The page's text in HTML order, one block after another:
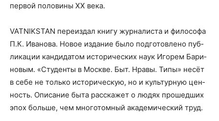
пер­вой поло­ви­ны XX века.
VATNIKSTAN пере­из­дал кни­гу жур­на­ли­ста и фило­со­фа
П.К. Ива­но­ва. Новое изда­ние было под­го­тов­ле­но пуб­
ли­ка­ции кан­ди­да­том исто­ри­че­ских наук Иго­рем Бари­
но­вым. «Сту­ден­ты в Москве. Быт. Нра­вы. Типы» несёт
в себе не толь­ко исто­ри­че­скую, но и куль­тур­ную цен­
ность. Опи­са­ние быта рас­ска­жет о людях про­шед­ших
эпох боль­ше, чем мно­го­том­ный ака­де­ми­че­ский труд.